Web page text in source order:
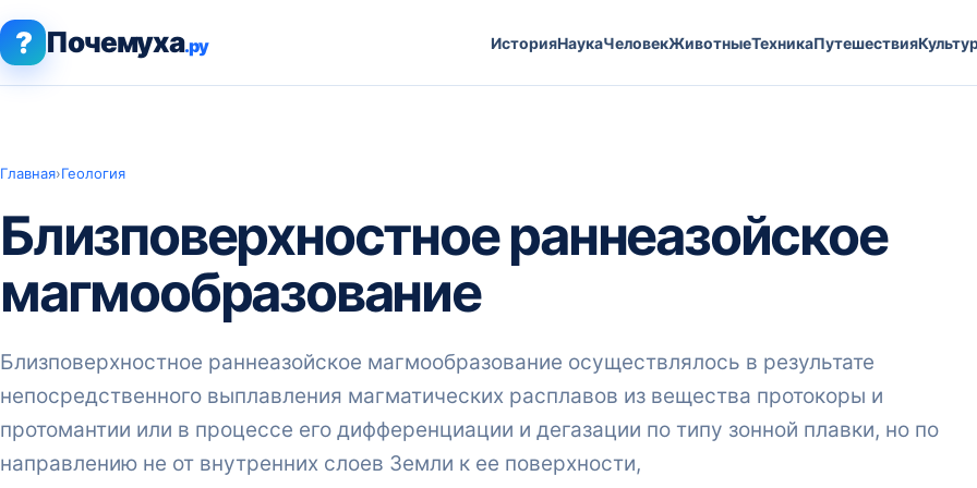
? Почемуха.ру ИсторияНаукаЧеловекЖивотныеТехникаПутешествия
Главная›Геология
Близповерхностное раннеазойское
магмообразование
Близповерхностное раннеазойское магмообразование осуществлялось в результате
непосредственного выплавления магматических расплавов из вещества протокоры и
протомантии или в процессе его дифференциации и дегазации по типу зонной плавки, но по
направлению не от внутренних слоев Земли к ее поверхности,